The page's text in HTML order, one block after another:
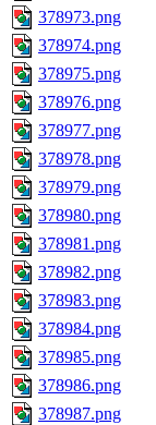
378973.png
378974.png
378975.png
378976.png
378977.png
378978.png
378979.png
378980.png
378981.png
378982.png
378983.png
378984.png
378985.png
378986.png
378987.png